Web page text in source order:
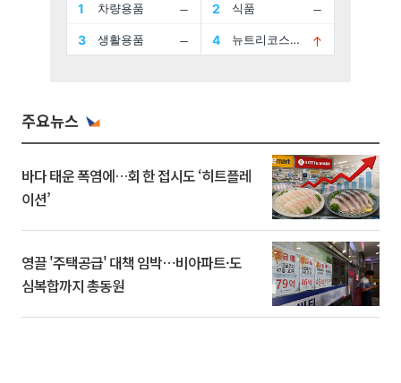
주요뉴스
바다 태운 폭염에…회 한 접시도 ‘히트플레
이션’
영끌 '주택공급' 대책 임박⋯비아파트·도
심복합까지 총동원